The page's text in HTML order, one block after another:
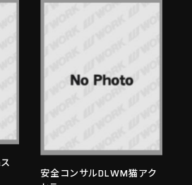
安全コンサルDLWM猫アク